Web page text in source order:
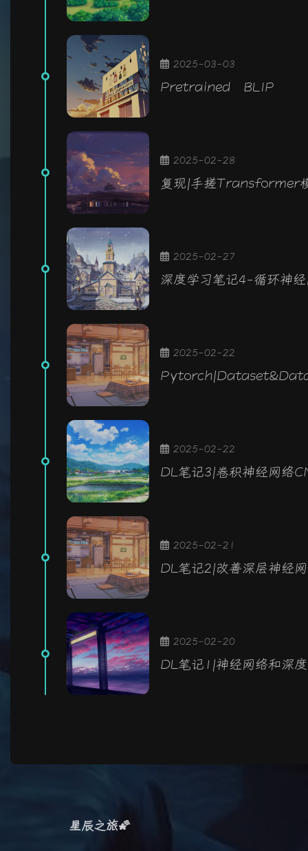
2025-03-03
Pretrained BLIP
2025-02-28
复现|手搓Transformer
2025-02-27
深度学习笔记4-循环神
2025-02-22
2025-02-22
DL笔记3|卷积神经网络
2025-02-21
DL笔记2|改善深层神经
2025-02-20
DL笔记1|神经网络和深
星辰之旅🌠